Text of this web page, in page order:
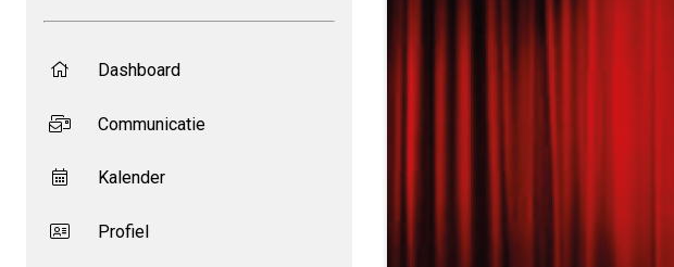
Dashboard
Communicatie
Kalender
Profiel